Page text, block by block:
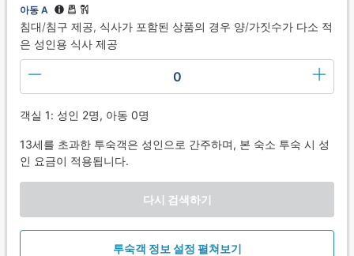
아동 A
침대/침구 제공, 식사가 포함된 상품의 경우 양/가짓수가 다소 적
은 성인용 식사 제공
0
객실 1: 성인 2명, 아동 0명
13세를 초과한 투숙객은 성인으로 간주하며, 본 숙소 투숙 시 성
인 요금이 적용됩니다.
다시 검색하기
투숙객 정보 설정 펼쳐보기